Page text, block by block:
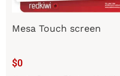
Mesa Touch screen
$0